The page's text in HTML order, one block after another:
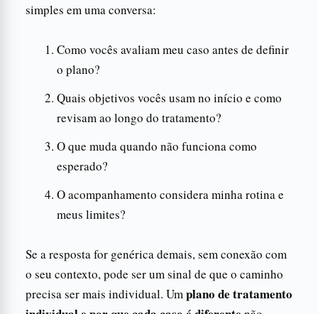
simples em uma conversa:
Como vocês avaliam meu caso antes de definir
o plano?
Quais objetivos vocês usam no início e como
revisam ao longo do tratamento?
O que muda quando não funciona como
esperado?
O acompanhamento considera minha rotina e
meus limites?
Se a resposta for genérica demais, sem conexão com
o seu contexto, pode ser um sinal de que o caminho
precisa ser mais individual. Umplano de tratamento